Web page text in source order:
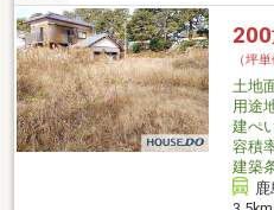
200
（坪単
土地
用途
建ぺ
容積
建築